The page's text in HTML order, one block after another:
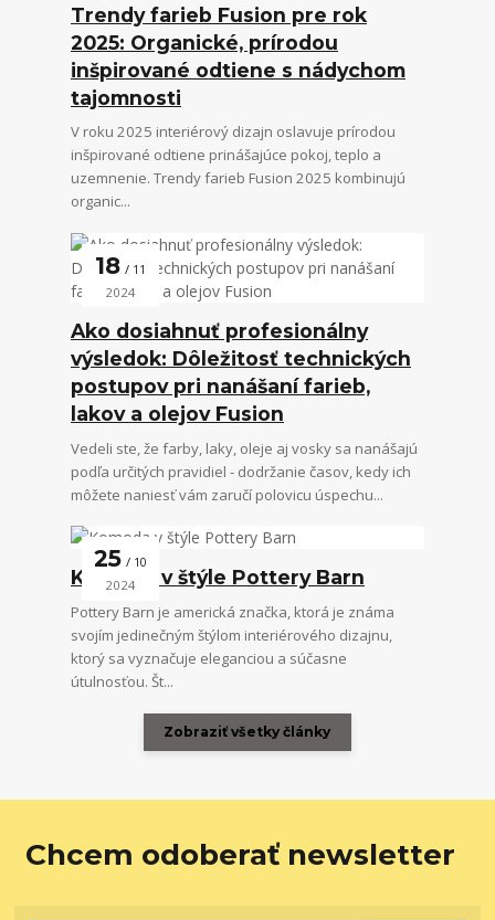
Trendy farieb Fusion pre rok
2025: Organické, prírodou
inšpirované odtiene s nádychom
tajomnosti
V roku 2025 interiérový dizajn oslavuje prírodou
inšpirované odtiene prinášajúce pokoj, teplo a
uzemnenie. Trendy farieb Fusion 2025 kombinujú
organic...
18 11
2024
Ako dosiahnuť profesionálny
výsledok: Dôležitosť technických
postupov pri nanášaní farieb,
lakov a olejov Fusion
Vedeli ste, že farby, laky, oleje aj vosky sa nanášajú
podľa určitých pravidiel - dodržanie časov, kedy ich
môžete naniesť vám zaručí polovicu úspechu...
25 10
2024
Komoda v štýle Pottery Barn
Pottery Barn je americká značka, ktorá je známa
svojím jedinečným štýlom interiérového dizajnu,
ktorý sa vyznačuje eleganciou a súčasne
útulnosťou. Št...
Zobraziť všetky články
Chcem odoberať newsletter